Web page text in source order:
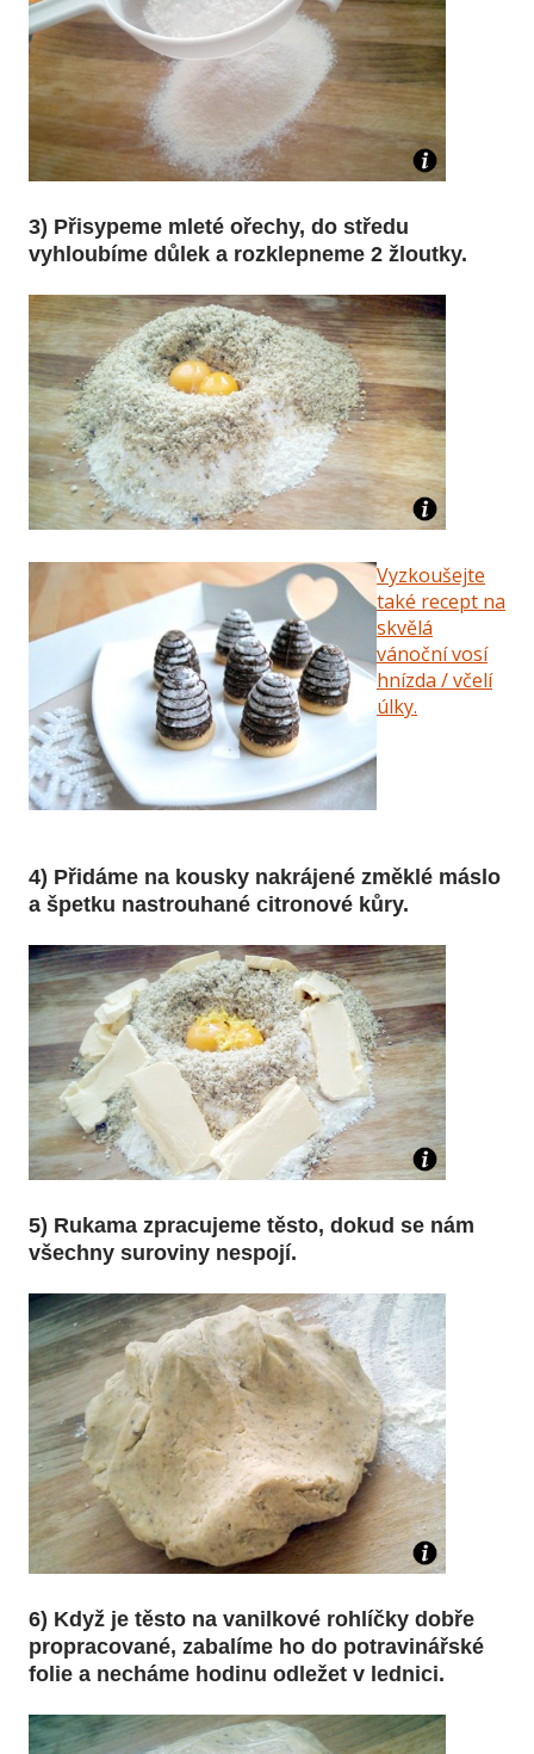
3) Přisypeme mleté ořechy, do středu
vyhloubíme důlek a rozklepneme 2 žloutky.
Vyzkoušejte
také recept na
skvělá
vánoční vosí
hnízda / včelí
úlky.
4) Přidáme na kousky nakrájené změklé máslo
a špetku nastrouhané citronové kůry.
5) Rukama zpracujeme těsto, dokud se nám
všechny suroviny nespojí.
6) Když je těsto na vanilkové rohlíčky dobře
propracované, zabalíme ho do potravinářské
folie a necháme hodinu odležet v lednici.